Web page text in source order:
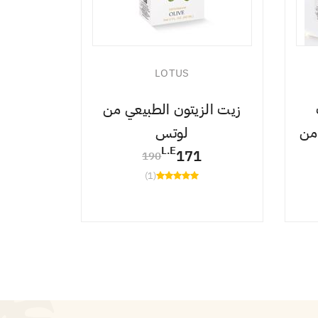
من
LOTUS
زيت الزيتون الطبيعي من
لوتس
171
L.E
190
(1)